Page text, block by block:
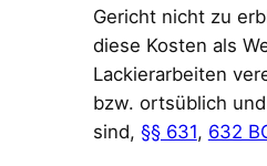
Gericht nicht zu
diese Kosten als
Lackierarbeiten
bzw. ortsüblich
sind, §§ 631, 632